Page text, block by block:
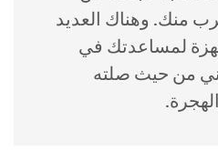
منك. وهناك العديد
لمساعدتك في
من حيث صلته